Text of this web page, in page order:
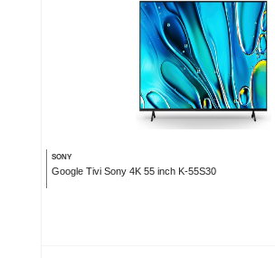
SONY
Google Tivi Sony 4K 55 inch K-55S30